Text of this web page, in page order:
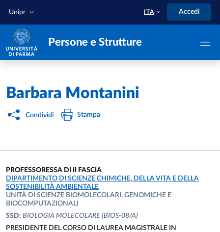
Unipr ITA Accedi
Persone e Strutture
Home /
Barbara Montanini
Condividi Stampa
PROFESSORESSA DI II FASCIA
UNITÀ ORGANIZZATIVA AFFERENTE:
DIPARTIMENTO DI SCIENZE CHIMICHE, DELLA VITA E DELLA
SOSTENIBILITÀ AMBIENTALE
UNITÀ DI SCIENZE BIOMOLECOLARI, GENOMICHE E
BIOCOMPUTAZIONALI
SSD: BIOLOGIA MOLECOLARE (BIOS-08/A)
PRESIDENTE DEL CORSO DI LAUREA MAGISTRALE IN